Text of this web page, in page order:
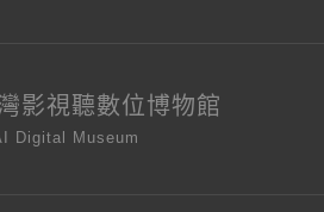
影視聽數位博物館
Digital Museum